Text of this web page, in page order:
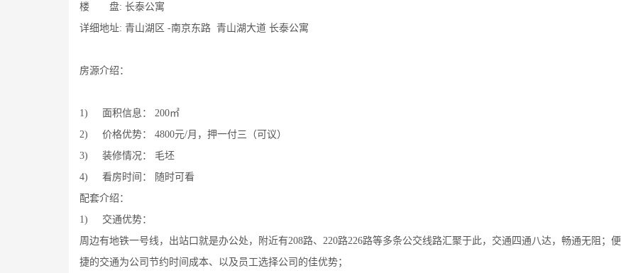
楼 盘: 长泰公寓
详细地址: 青山湖区 -南京东路 青山湖大道 长泰公寓
房源介绍：
1)
面积信息： 200㎡
2)
价格优势： 4800元/月，押一付三（可议）
3)
装修情况： 毛坯
4)
看房时间： 随时可看
配套介绍：
1)
交通优势：
周边有地铁一号线，出站口就是办公处，附近有208路、220路226路等多条公交线路汇聚于此，交通四通八达，畅通无阻；便
捷的交通为公司节约时间成本、以及员工选择公司的佳优势；